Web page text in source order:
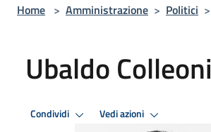
Home > Amministrazione > Politici >
Ubaldo Colleoni
Condividi Vedi azioni